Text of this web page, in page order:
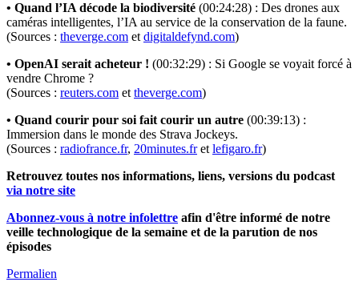
• Quand l’IA décode la biodiversité (00:24:28) : Des drones aux
caméras intelligentes, l’IA au service de la conservation de la faune.
(Sources : theverge.com et digitaldefynd.com)
• OpenAI serait acheteur ! (00:32:29) : Si Google se voyait forcé à
vendre Chrome ?
(Sources : reuters.com et theverge.com)
• Quand courir pour soi fait courir un autre (00:39:13) :
Immersion dans le monde des Strava Jockeys.
(Sources : radiofrance.fr, 20minutes.fret lefigaro.fr)
Retrouvez toutes nos informations, liens, versions du podcast
via notre site
Abonnez-vous à notre infolettre afin d'être informé de notre
veille technologique de la semaine et de la parution de nos
épisodes
Permalien